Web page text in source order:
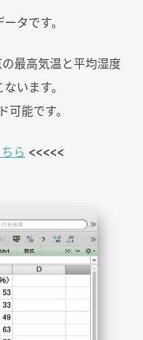
タです。
最高気温と平均湿度
います。
能です。
ら <<<<<